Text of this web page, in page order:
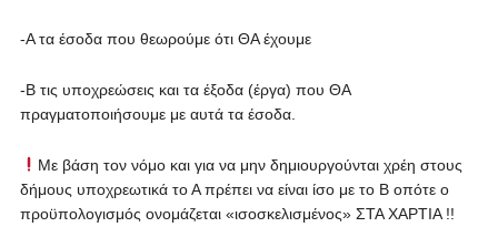
-Α τα έσοδα που θεωρούμε ότι ΘΑ έχουμε
-Β τις υποχρεώσεις και τα έξοδα (έργα) που ΘΑ
πραγματοποιήσουμε με αυτά τα έσοδα.
Με βάση τον νόμο και για να μην δημιουργούνται χρέη στους
δήμους υποχρεωτικά το Α πρέπει να είναι ίσο με το Β οπότε ο
προϋπολογισμός ονομάζεται «ισοσκελισμένος» ΣΤΑ ΧΑΡΤΙΑ !!